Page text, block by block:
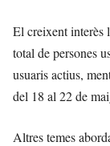
El creixent interès
total de persones
usuaris actius,
del 18 al 22 de
Altres temes